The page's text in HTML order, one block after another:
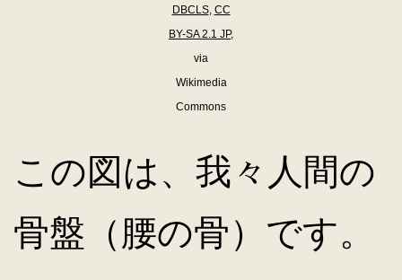
DBCLS, CC
BY-SA 2.1 JP,
via
Wikimedia
Commons
この図は、我々人間の
骨盤（腰の骨）です。